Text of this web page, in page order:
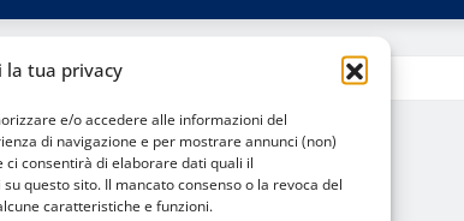
la tua privacy
e/o accedere alle informazioni del
di navigazione e per mostrare annunci (non)
ci consentirà di elaborare dati quali il
questo sito. Il mancato consenso o la revoca del
caratteristiche e funzioni.